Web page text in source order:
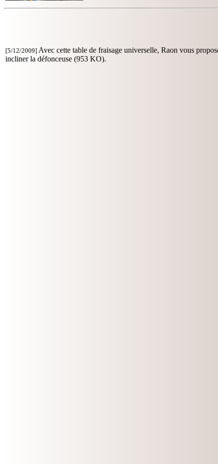
[5/12/2009] Avec cette table de fraisage universelle, Raon vous
incliner la défonceuse (953 KO).